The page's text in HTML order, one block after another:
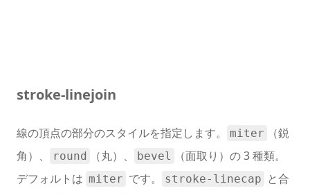
stroke-linejoin
線の頂点の部分のスタイルを指定します。 miter
（鋭
角）、
round （丸）、 bevel
（面取り）の 3 種類。
デフォルトは miter です。 stroke-linecap
と合